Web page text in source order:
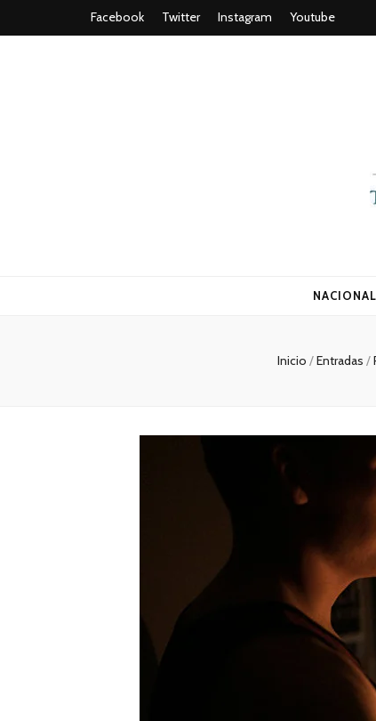
Facebook Twitter Instagram Youtube
Todo es
Inicio /Entradas /